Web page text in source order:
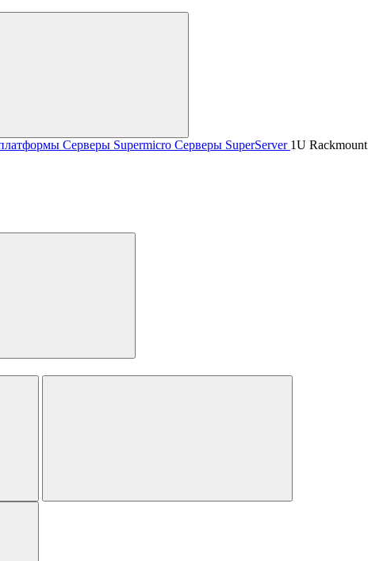
Серверы Supermicro Серверы SuperServer 1U Rackmount